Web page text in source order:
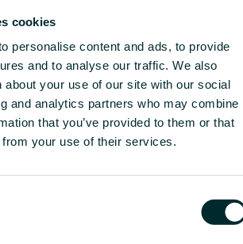
cookies
personalise content and ads, to provide
and to analyse our traffic. We also
about your use of our site with our social
and analytics partners who may combine
that you’ve provided to them or that
from your use of their services.
bolig- og kommersielle
er enkel, og dekkplaten kan
Varebeskrivelse
Vekt
CO2/Kg